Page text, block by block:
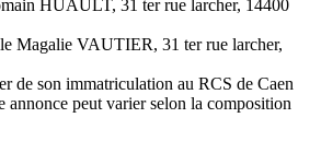
HUAULT, 31 ter rue larcher, 14400
Magalie VAUTIER, 31 ter rue larcher,
de son immatriculation au RCS de Caen
annonce peut varier selon la composition